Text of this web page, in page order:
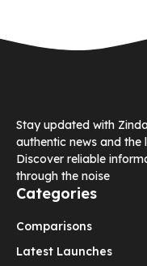
Stay updated with
authentic news and
Discover reliable
through the noise
Categories
Comparisons
Latest Launches